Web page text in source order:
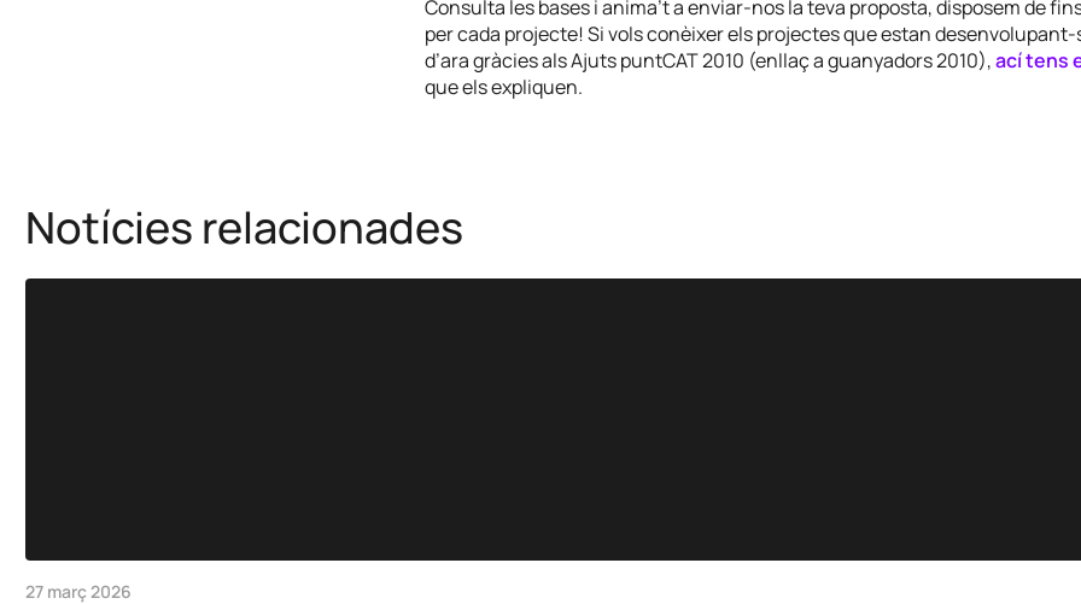
Consulta les bases i anima’t a enviar-nos la teva proposta, disposem de
per cada projecte! Si vols conèixer els projectes que estan desenvolupant-
d’ara gràcies als Ajuts puntCAT 2010 (enllaç a guanyadors 2010),ací tens
que els expliquen.
Notícies relacionades
27 març 2026